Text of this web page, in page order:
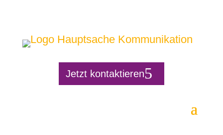
Jetzt kontaktieren